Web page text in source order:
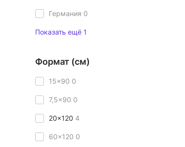
Германия 0
Показать ещё 1
Формат (см)
15x90 0
7,5x90 0
20x120 4
60x120 0